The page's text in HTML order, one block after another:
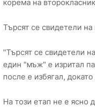
корема на
Търсят се свидетели
"Търсят се свидетели
един "мъж" е изритал
после е избягал,
На този етап не е ясно